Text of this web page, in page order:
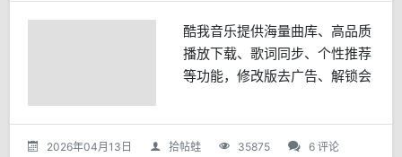
酷我音乐提供海量曲库、高品质
播放下载、歌词同步、个性推荐
等功能，修改版去广告、解锁会
多设备同步。
2026年04月13日 拾帖蛙 35875
6 评论